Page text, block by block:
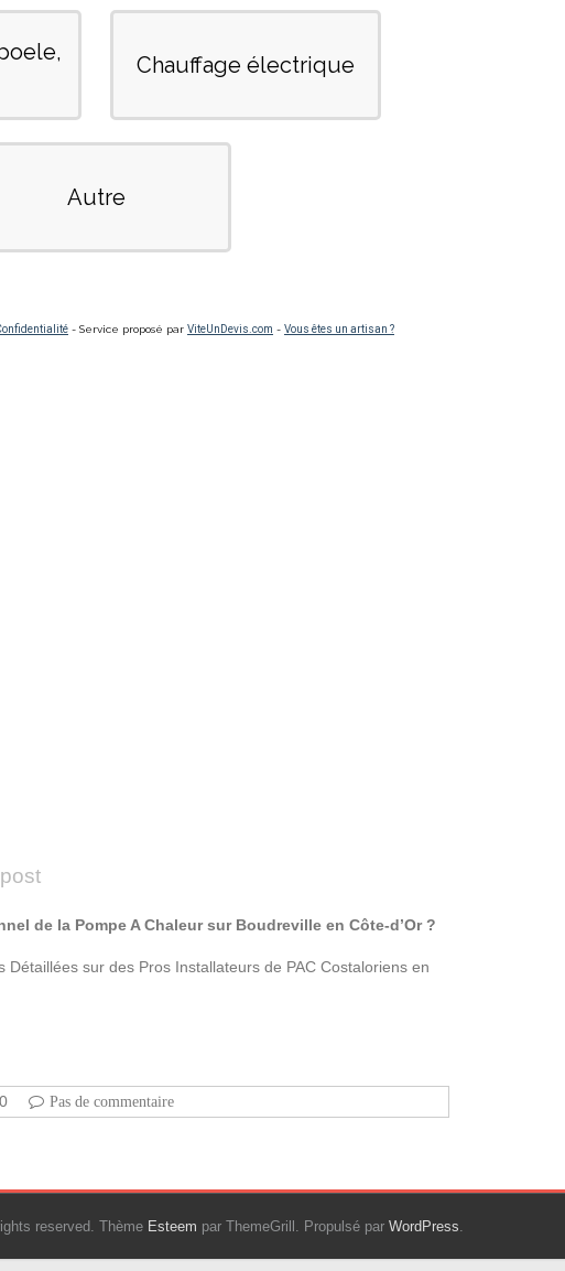
de la Pompe A Chaleur sur Boudreville en Côte-d’Or ?
Détaillées sur des Pros Installateurs de PAC Costaloriens en
Pas de commentaire
reserved. Thème Esteem par ThemeGrill. Propulsé par WordPress.